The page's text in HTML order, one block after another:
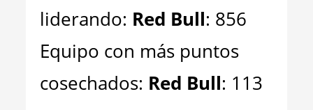
liderando: Red Bull: 856
Equipo con más puntos
cosechados: Red Bull: 113